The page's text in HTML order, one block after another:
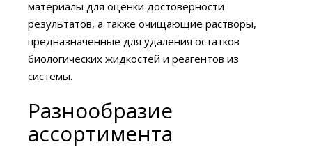
материалы для оценки достоверности
результатов, а также очищающие растворы,
предназначенные для удаления остатков
биологических жидкостей и реагентов из
системы.
Разнообразие
ассортимента